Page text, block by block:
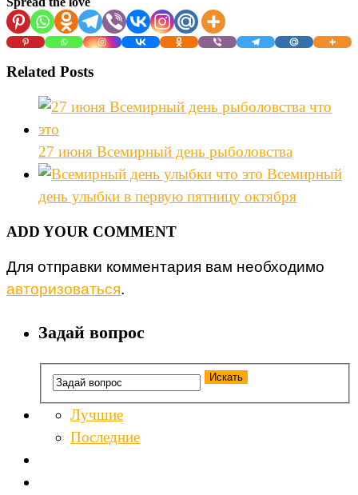
Related Posts
27 июня Всемирный день рыболовства
Всемирный
день улыбки в первую пятницу октября
ADD YOUR COMMENT
Для отправки комментария вам необходимо
авторизоваться.
Задай вопрос
Лучшие
Последние